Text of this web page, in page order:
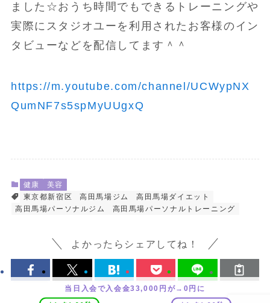
ました☆おうち時間でもできるトレーニングや
実際にスタジオユーを利用されたお客様のイン
タビューなどを配信してます＾＾
https://m.youtube.com/channel/UCWypNX
QumNF7s5spMyUUgxQ
健康
美容
東京都新宿区
高田馬場ジム
高田馬場ダイエット
高田馬場パーソナルジム
高田馬場パーソナルトレーニング
よかったらシェアしてね！
当日入会で入会金33,000円が→0円に